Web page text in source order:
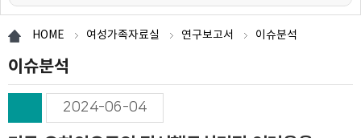
학술행사자료
사업·교육 자료
경기여성가족통계
여성가족도서관 `여울`
HOME 여성가족자료실 연구보고서 이슈분석
이슈분석
2024-06-04